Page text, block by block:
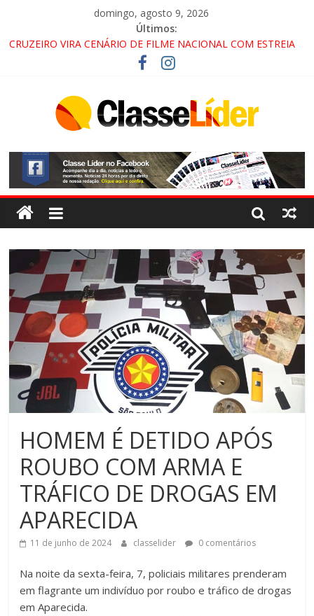
domingo, agosto 9, 2026
Últimos:
CRUZEIRO VIRA CENÁRIO DE FILME NACIONAL COM ESTREIA
PROMOTOR DO GAECO
ACESSO À APARECIDA NA DUTRA SERÁ BLOQUEADO NO FIM
ALTERNATIVAS
LORENA, PINDAMONHANGABA E QUELUZ NA RETA FINAL
PELA FÁBRICA DA COCA-COLA!
HOMEM É DETIDO APÓS
ROUBO COM ARMA E
TRÁFICO DE DROGAS EM
APARECIDA
11 de junho de 2024 classelider 0 comentários
Na noite da sexta-feira, 7, policiais militares prenderam
em flagrante um indivíduo por roubo e tráfico de drogas
em Aparecida.